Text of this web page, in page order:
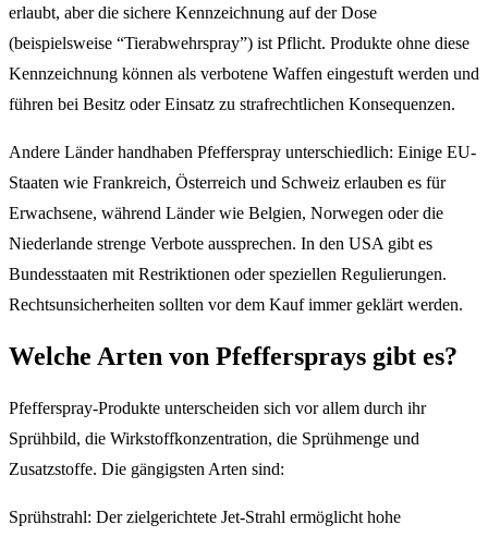
erlaubt, aber die sichere Kennzeichnung auf der Dose
(beispielsweise “Tierabwehrspray”) ist Pflicht. Produkte ohne diese
Kennzeichnung können als verbotene Waffen eingestuft werden und
führen bei Besitz oder Einsatz zu strafrechtlichen Konsequenzen.
Andere Länder handhaben Pfefferspray unterschiedlich: Einige EU-
Staaten wie Frankreich, Österreich und Schweiz erlauben es für
Erwachsene, während Länder wie Belgien, Norwegen oder die
Niederlande strenge Verbote aussprechen. In den USA gibt es
Bundesstaaten mit Restriktionen oder speziellen Regulierungen.
Rechtsunsicherheiten sollten vor dem Kauf immer geklärt werden.
Welche Arten von Pfeffersprays gibt es?
Pfefferspray-Produkte unterscheiden sich vor allem durch ihr
Sprühbild, die Wirkstoffkonzentration, die Sprühmenge und
Zusatzstoffe. Die gängigsten Arten sind:
Sprühstrahl: Der zielgerichtete Jet-Strahl ermöglicht hohe